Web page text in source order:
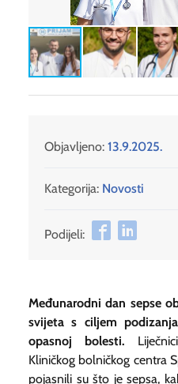
Objavljeno: 13.9.2025.
Kategorija: Novosti
Podijeli:
Međunarodni dan sepse
svijeta s ciljem
opasnoj bolesti.
Kliničkog bolničkog centra
pojasnili su što je sepsa,